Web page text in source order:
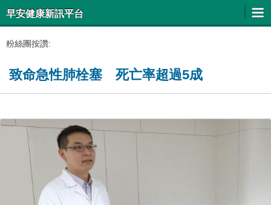
早安健康新訊平台
粉絲團按讚:
致命急性肺栓塞 死亡率超過5成